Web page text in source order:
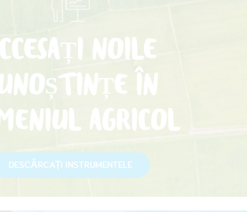
NOILE
ÎN
AGRICOL
DESCĂRCAȚI INSTRUMENTELE